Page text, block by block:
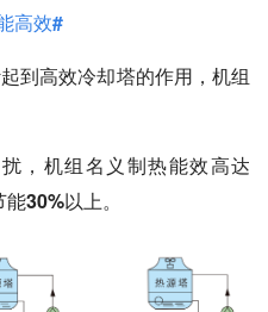
高效#
到高效冷却塔的作用，机组
，机组名义 制热能效高达
能30%以上。